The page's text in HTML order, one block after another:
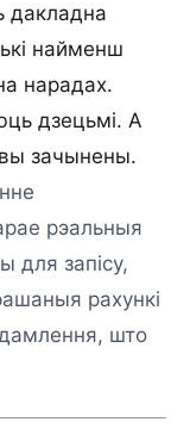
дакладна
найменш
нарадах.
дзецьмі. А
зачынены.
рэальныя
для запісу,
рахункі
што